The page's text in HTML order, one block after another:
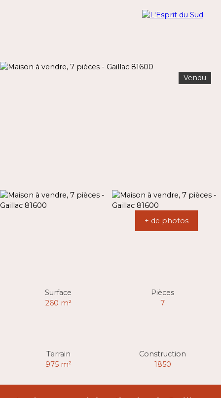
Vendu
+ de photos
Surface
260 m²
Pièces
7
Terrain
975 m²
Construction
1850